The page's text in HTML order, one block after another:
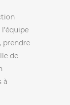
prendre
de
à